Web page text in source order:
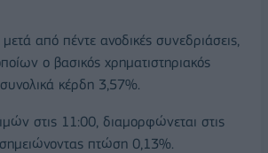
από πέντε ανοδικές συνεδριάσεις,
ο βασικός χρηματιστηριακός
κέρδη 3,57%.
στις 11:00, διαμορφώνεται στις
πτώση 0,13%.